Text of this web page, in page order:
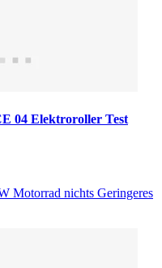
04 Elektroroller Test
Motorrad nichts Geringeres